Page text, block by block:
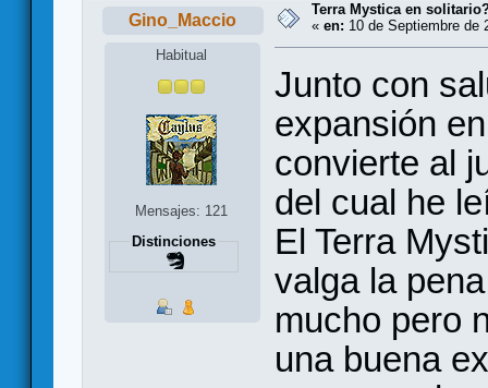
Gino_Maccio
Habitual
Mensajes: 121
Distinciones
Terra Mystica en
« en: 10 de Septiembre de
Junto con
expansión
convierte al
del cual he
El Terra
valga la
mucho pero
una buena